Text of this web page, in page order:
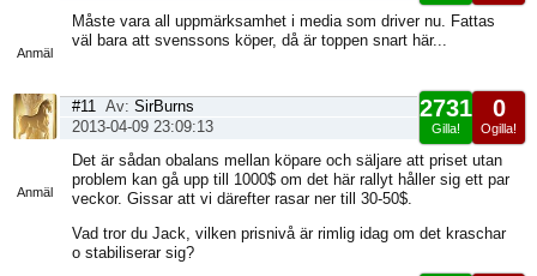
Anmäl
Måste vara all uppmärksamhet i media som driver nu. Fattas
väl bara att svenssons köper, då är toppen snart här...
Anmäl
0
Ogilla!
2731
Gilla!
#11 Av: SirBurns
2013-04-09 23:09:13
Det är sådan obalans mellan köpare och säljare att priset utan
problem kan gå upp till 1000$ om det här rallyt håller sig ett par
veckor. Gissar att vi därefter rasar ner till 30-50$.
Vad tror du Jack, vilken prisnivå är rimlig idag om det kraschar
o stabiliserar sig?